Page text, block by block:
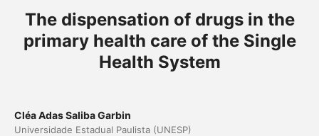
The dispensation of drugs in the
primary health care of the Single
Health System
Cléa Adas Saliba Garbin
Universidade Estadual Paulista (UNESP)